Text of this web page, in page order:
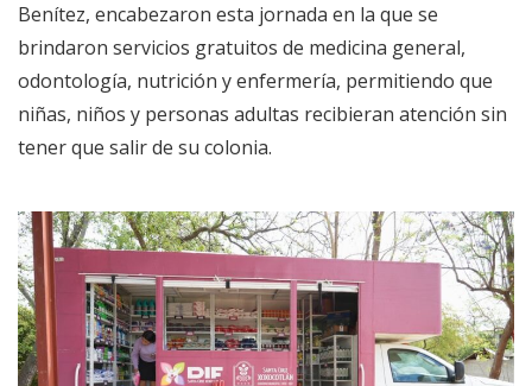
Benítez, encabezaron esta jornada en la que se
brindaron servicios gratuitos de medicina general,
odontología, nutrición y enfermería, permitiendo que
niñas, niños y personas adultas recibieran atención sin
tener que salir de su colonia.